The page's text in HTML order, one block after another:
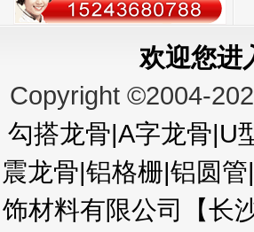
欢迎您进
Copyright ©2004-
勾搭龙骨|A字龙骨|U
震龙骨|铝格栅|铝圆
饰材料有限公司【长